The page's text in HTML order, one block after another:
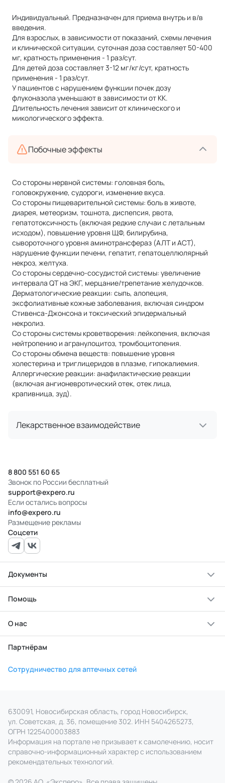
Индивидуальный. Предназначен для приема внутрь и в/в
введения.
Для взрослых, в зависимости от показаний, схемы лечения
и клинической ситуации, суточная доза составляет 50-400
мг, кратность применения - 1 раз/сут.
Для детей доза составляет 3-12 мг/кг/сут, кратность
применения - 1 раз/сут.
У пациентов с нарушением функции почек дозу
флуконазола уменьшают в зависимости от КК.
Длительность лечения зависит от клинического и
микологического эффекта.
Побочные эффекты
Со стороны нервной системы: головная боль,
головокружение, судороги, изменение вкуса.
Со стороны пищеварительной системы: боль в животе,
диарея, метеоризм, тошнота, диспепсия, рвота,
гепатотоксичность (включая редкие случаи с летальным
исходом), повышение уровня ЩФ, билирубина,
сывороточного уровня аминотрансфераз (АЛТ и АСТ),
нарушение функции печени, гепатит, гепатоцеллюлярный
некроз, желтуха.
Со стороны сердечно-сосудистой системы: увеличение
интервала QT на ЭКГ, мерцание/трепетание желудочков.
Дерматологические реакции: сыпь, алопеция,
эксфолиативные кожные заболевания, включая синдром
Стивенса-Джонсона и токсический эпидермальный
некролиз.
Со стороны системы кроветворения: лейкопения, включая
нейтропению и агранулоцитоз, тромбоцитопения.
Со стороны обмена веществ: повышение уровня
холестерина и триглицеридов в плазме, гипокалиемия.
Аллергические реакции: анафилактические реакции
(включая ангионевротический отек, отек лица,
крапивница, зуд).
Лекарственное взаимодействие
8 800 551 60 65
Звонок по России бесплатный
support@expero.ru
Если остались вопросы
info@expero.ru
Размещение рекламы
Соцсети
Документы
Помощь
О нас
Партнёрам
Сотрудничество для аптечных сетей
630091, Новосибирская область, город Новосибирск,
ул. Советская, д. 36, помещение 302. ИНН 5404265273,
ОГРН 1225400003883
Информация на портале не призывает к самолечению, носит
справочно‑информационный характер с использованием
рекомендательных технологий.